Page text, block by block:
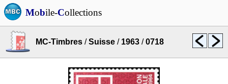
Mobile-Collections
MC-Timbres /Suisse / 1963 /0718